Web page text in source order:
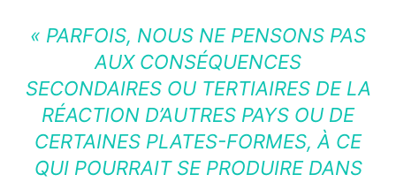
« PARFOIS, NOUS NE PENSONS PAS
AUX CONSÉQUENCES
SECONDAIRES OU TERTIAIRES DE LA
RÉACTION D’AUTRES PAYS OU DE
CERTAINES PLATES-FORMES, À CE
QUI POURRAIT SE PRODUIRE DANS